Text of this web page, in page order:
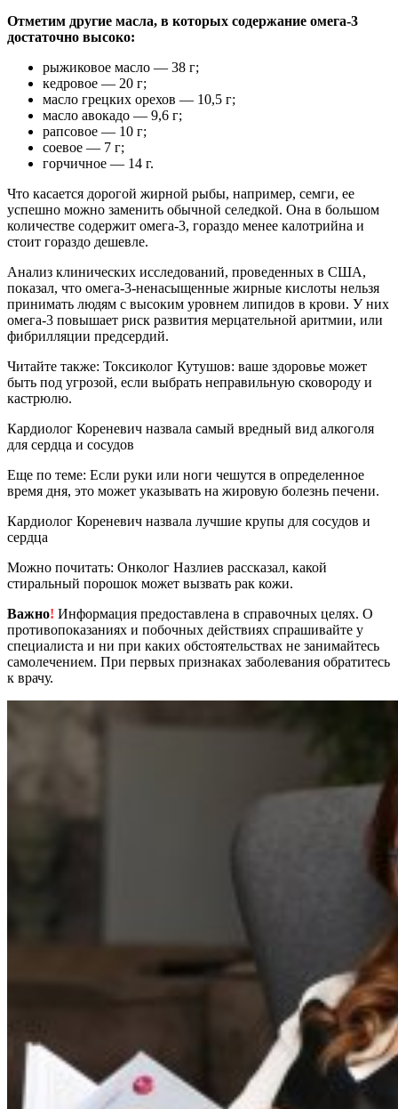
Отметим другие масла, в которых содержание омега-3
достаточно высоко:
рыжиковое масло — 38 г;
кедровое — 20 г;
масло грецких орехов — 10,5 г;
масло авокадо — 9,6 г;
рапсовое — 10 г;
соевое — 7 г;
горчичное — 14 г.
Что касается дорогой жирной рыбы, например, семги, ее
успешно можно заменить обычной селедкой. Она в большом
количестве содержит омега-3, гораздо менее калотрийна и
стоит гораздо дешевле.
Анализ клинических исследований, проведенных в США,
показал, что омега-3-ненасыщенные жирные кислоты нельзя
принимать людям с высоким уровнем липидов в крови. У них
омега-3 повышает риск развития мерцательной аритмии, или
фибрилляции предсердий.
Читайте также: Токсиколог Кутушов: ваше здоровье может
быть под угрозой, если выбрать неправильную сковороду и
кастрюлю.
Кардиолог Кореневич назвала самый вредный вид алкоголя
для сердца и сосудов
Еще по теме: Если руки или ноги чешутся в определенное
время дня, это может указывать на жировую болезнь печени.
Кардиолог Кореневич назвала лучшие крупы для сосудов и
сердца
Можно почитать: Онколог Назлиев рассказал, какой
стиральный порошок может вызвать рак кожи.
Важно! Информация предоставлена в справочных целях. О
противопоказаниях и побочных действиях спрашивайте у
специалиста и ни при каких обстоятельствах не занимайтесь
самолечением. При первых признаках заболевания обратитесь
к врачу.